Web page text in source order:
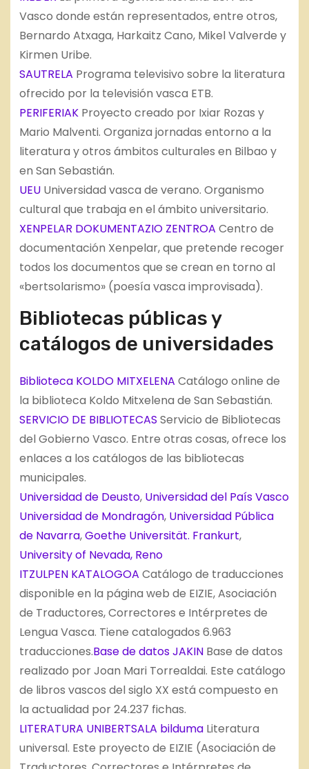
Vasco donde están representados, entre otros,
Bernardo Atxaga, Harkaitz Cano, Mikel Valverde y
Kirmen Uribe.
SAUTRELA Programa televisivo sobre la literatura
ofrecido por la televisión vasca ETB.
PERIFERIAK Proyecto creado por Ixiar Rozas y
Mario Malventi. Organiza jornadas entorno a la
literatura y otros ámbitos culturales en Bilbao y
en San Sebastián.
UEU Universidad vasca de verano. Organismo
cultural que trabaja en el ámbito universitario.
XENPELAR DOKUMENTAZIO ZENTROA Centro de
documentación Xenpelar, que pretende recoger
todos los documentos que se crean en torno al
«bertsolarismo» (poesía vasca improvisada).
Bibliotecas públicas y
catálogos de universidades
Biblioteca KOLDO MITXELENA Catálogo online de
la biblioteca Koldo Mitxelena de San Sebastián.
SERVICIO DE BIBLIOTECAS Servicio de Bibliotecas
del Gobierno Vasco. Entre otras cosas, ofrece los
enlaces a los catálogos de las bibliotecas
municipales.
Universidad de Deusto, Universidad del País Vasco
Universidad de Mondragón, Universidad Pública
de Navarra,Goethe Universität. Frankurt,
University of Nevada, Reno
ITZULPEN KATALOGOA Catálogo de traducciones
disponible en la página web de EIZIE, Asociación
de Traductores, Correctores e Intérpretes de
Lengua Vasca. Tiene catalogados 6.963
traducciones.Base de datos JAKIN Base de datos
realizado por Joan Mari Torrealdai. Este catálogo
de libros vascos del siglo XX está compuesto en
la actualidad por 24.237 fichas.
LITERATURA UNIBERTSALA bilduma Literatura
universal. Este proyecto de EIZIE (Asociación de